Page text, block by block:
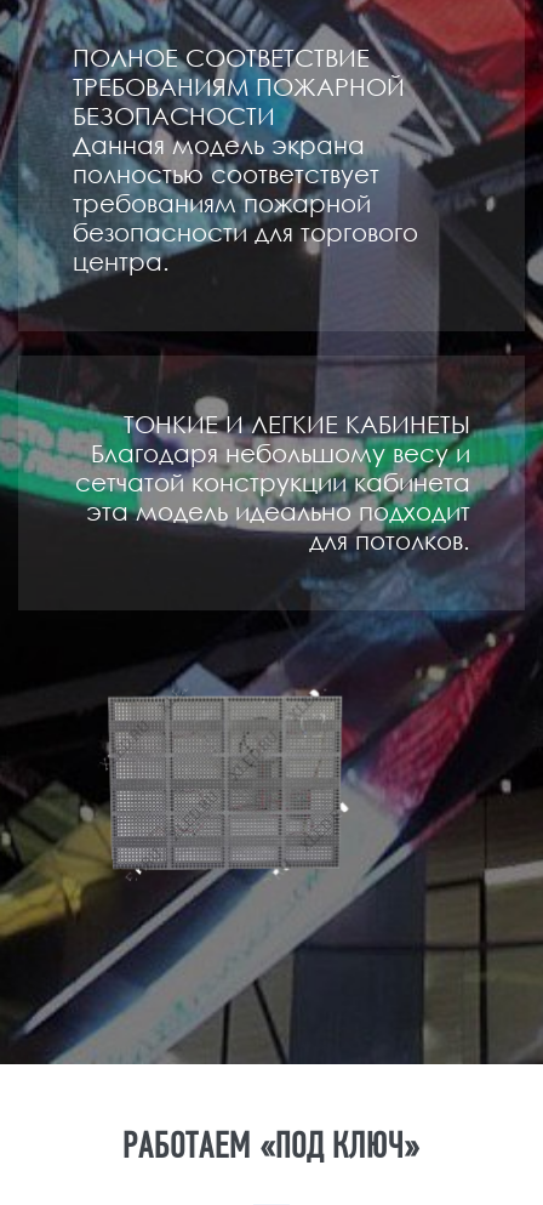
ПОЛНОЕ СООТВЕТСТВИЕ
ТРЕБОВАНИЯМ ПОЖАРНОЙ
БЕЗОПАСНОСТИ
Данная модель экрана
полностью соответствует
требованиям пожарной
безопасности для торгового
центра.
ТОНКИЕ И ЛЕГКИЕ КАБИНЕТЫ
Благодаря небольшому весу и
сетчатой конструкции кабинета
эта модель идеально подходит
для потолков.
РАБОТАЕМ «ПОД КЛЮЧ»